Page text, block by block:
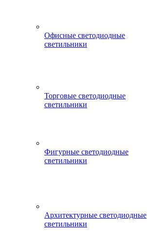
Офисные светодиодные
светильники
Торговые светодиодные
светильники
Фигурные светодиодные
светильники
Архитектурные светодиодные
светильники